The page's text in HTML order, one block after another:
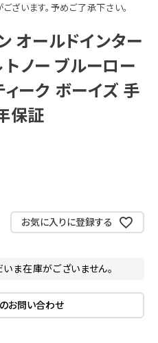
ざいます。予めご了承下さい。
オールドインター
ノー ブルーロー
ーク ボーイズ 手
保証
お気に入りに登録する
ま在庫がございません。
お問い合わせ